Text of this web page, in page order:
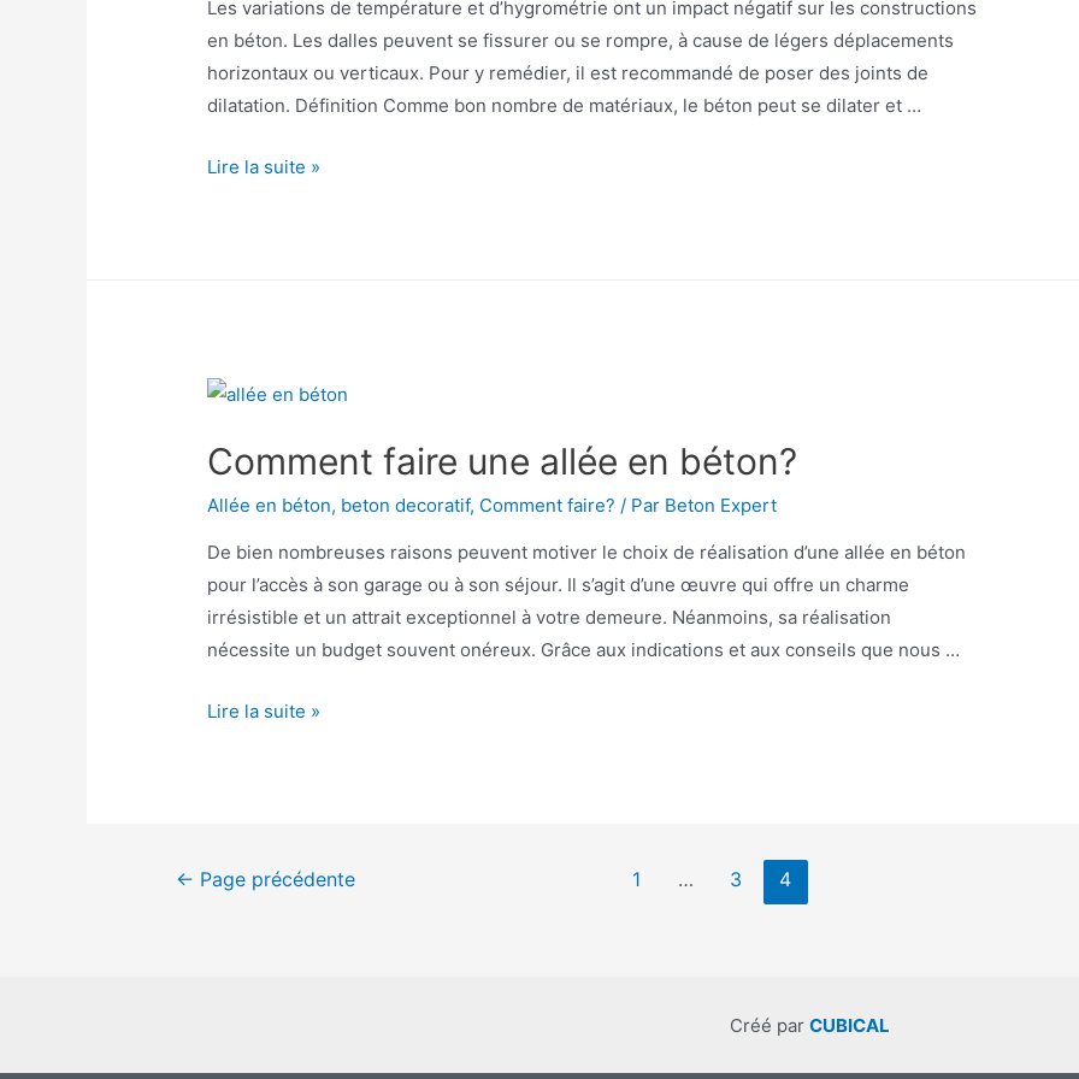
Les variations de température et d’hygrométrie ont un impact négatif sur les constructions
en béton. Les dalles peuvent se fissurer ou se rompre, à cause de légers déplacements
horizontaux ou verticaux. Pour y remédier, il est recommandé de poser des joints de
dilatation. Définition Comme bon nombre de matériaux, le béton peut se dilater et …
Tout
du
Lire la suite »
Comment faire une allée en béton?
Allée en béton, beton decoratif, Comment faire? / Par Beton Expert
De bien nombreuses raisons peuvent motiver le choix de réalisation d’une allée en béton
pour l’accès à son garage ou à son séjour. Il s’agit d’une œuvre qui offre un charme
irrésistible et un attrait exceptionnel à votre demeure. Néanmoins, sa réalisation
nécessite un budget souvent onéreux. Grâce aux indications et aux conseils que nous …
Comment
béton?
Lire la suite »
Navigation
← Page précédente 1 … 3 4
Créé par CUBICAL